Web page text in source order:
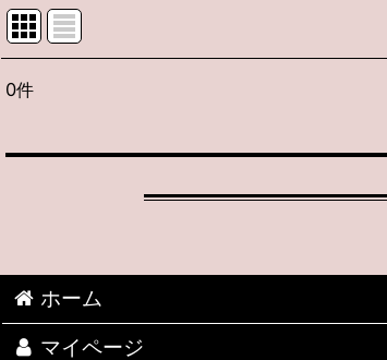
表示数
並び順:
0件
期間限定 お買い得！
ホーム
マイページ